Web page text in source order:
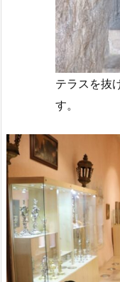
テラスを抜
す。